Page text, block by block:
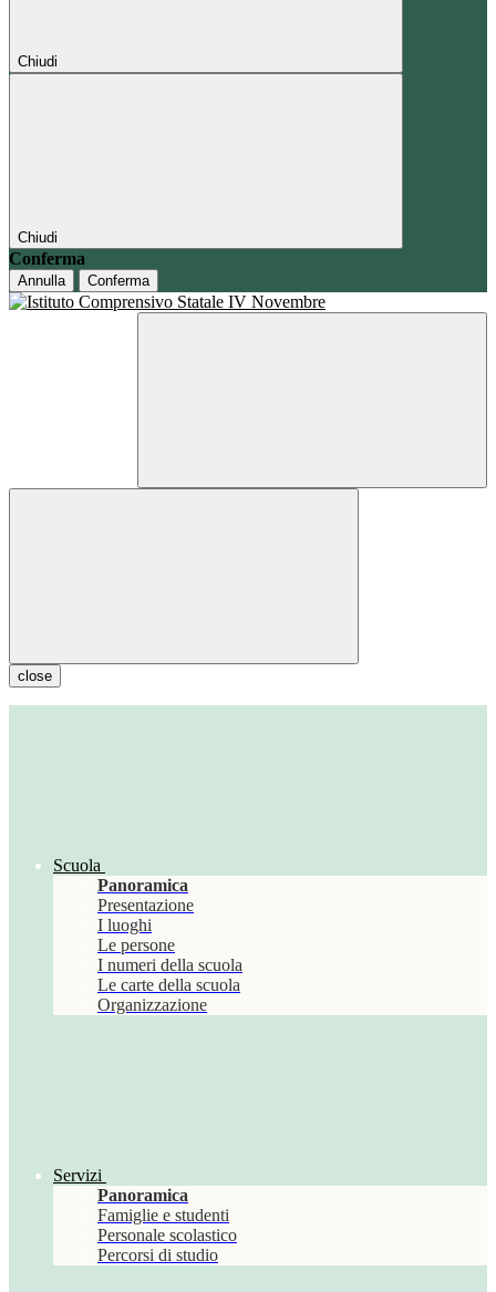
Chiudi
Chiudi
Conferma
Annulla Conferma
close
Scuola
Panoramica
Presentazione
I luoghi
Le persone
I numeri della scuola
Le carte della scuola
Organizzazione
Servizi
Panoramica
Famiglie e studenti
Personale scolastico
Percorsi di studio